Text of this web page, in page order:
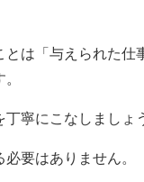
とは「与えられた仕
寧にこなしましょ
要はありません。